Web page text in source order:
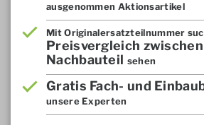
ausgenommen Aktionsartikel
Mit Originalersatzteilnummer
Preisvergleich
Nachbauteil sehen
Gratis Fach- und
unsere Experten